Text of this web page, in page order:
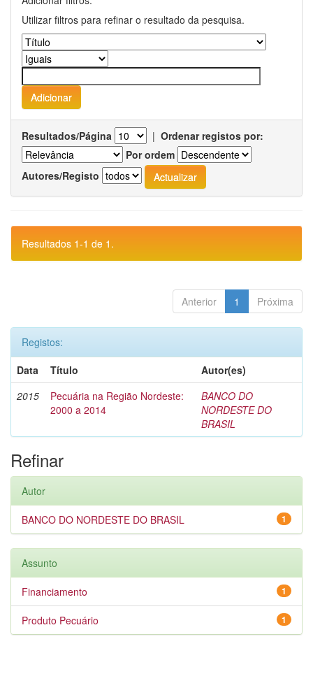
Utilizar filtros para refinar o resultado da pesquisa.
Resultados/Página | Ordenar registos por:
Por ordem
Autores/Registo
Resultados 1-1 de 1.
Anterior 1 Próxima
Registos:
Data
Título
Autor(es)
2015
Pecuária na Região Nordeste:
2000 a 2014
BANCO DO
NORDESTE DO
BRASIL
Refinar
Autor
1
BANCO DO NORDESTE DO BRASIL
Assunto
1
Financiamento
1
Produto Pecuário